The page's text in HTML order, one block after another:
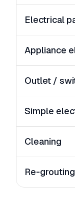
Electrical
Appliance
Outlet /
Simple
Cleaning
Re-